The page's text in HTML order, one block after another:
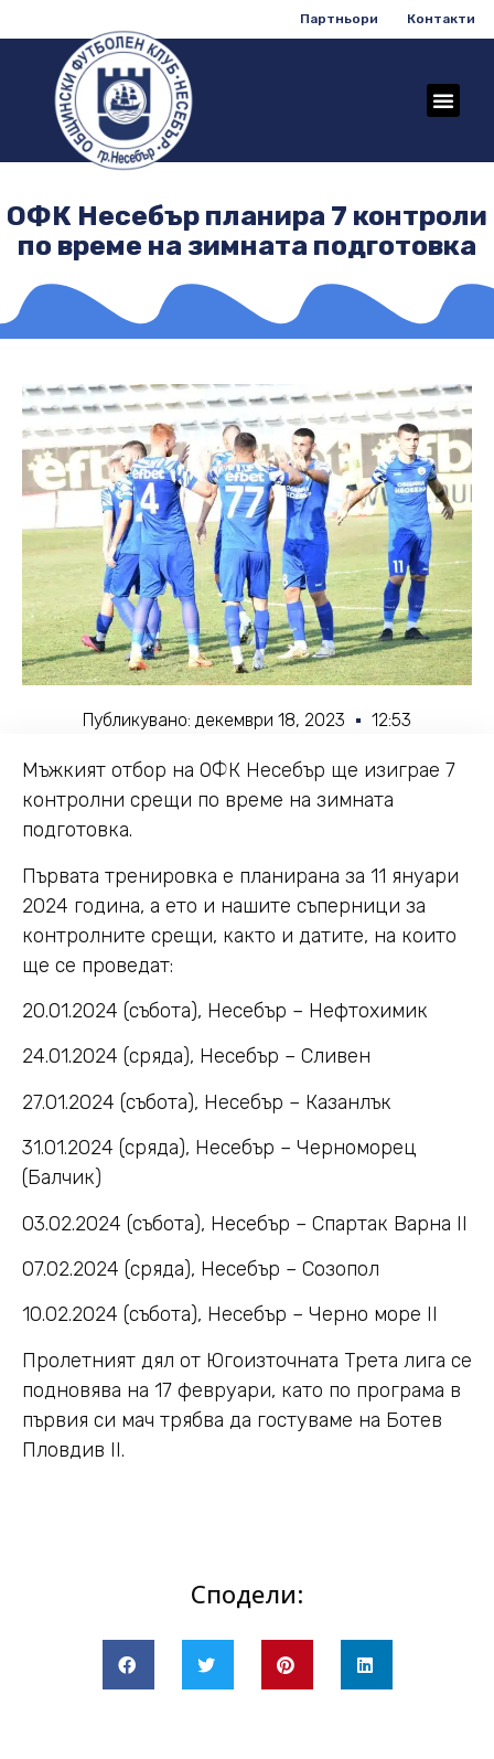
Партньори Контакти
ОФК Несебър планира 7 контроли
по време на зимната подготовка
Публикувано: декември 18, 2023 12:53
Мъжкият отбор на ОФК Несебър ще изиграе 7
контролни срещи по време на зимната
подготовка.
Първата тренировка е планирана за 11 януари
2024 година, а ето и нашите съперници за
контролните срещи, както и датите, на които
ще се проведат:
20.01.2024 (събота), Несебър – Нефтохимик
24.01.2024 (сряда), Несебър – Сливен
27.01.2024 (събота), Несебър – Казанлък
31.01.2024 (сряда), Несебър – Черноморец
(Балчик)
03.02.2024 (събота), Несебър – Спартак Варна II
07.02.2024 (сряда), Несебър – Созопол
10.02.2024 (събота), Несебър – Черно море II
Пролетният дял от Югоизточната Трета лига се
подновява на 17 февруари, като по програма в
първия си мач трябва да гостуваме на Ботев
Пловдив II.
Сподели: